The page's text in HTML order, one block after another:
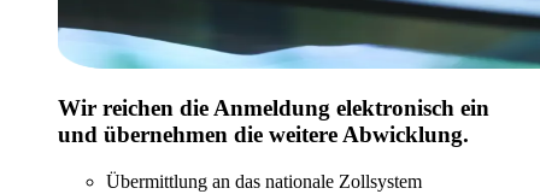
Wir reichen die Anmeldung elektronisch ein
und übernehmen die weitere Abwicklung.
Übermittlung an das nationale Zollsystem